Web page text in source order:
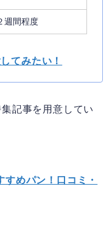
週間程度
てみたい！
記事を用意してい
すめパン！口コミ・